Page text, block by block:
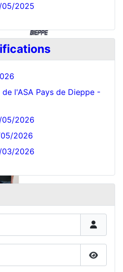
05/2025
de l'ASA Pays de Dieppe -
05/2026
2026
03/2026